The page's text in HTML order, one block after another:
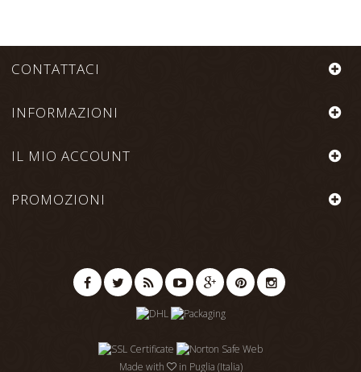
CONTATTACI
INFORMAZIONI
IL MIO ACCOUNT
PROMOZIONI
Made with in Puglia (Italia)